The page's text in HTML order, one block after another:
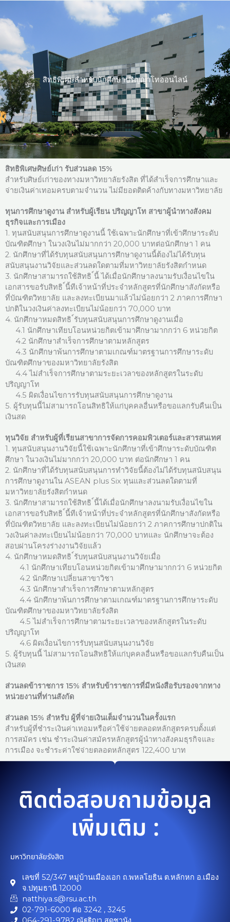
to
content
สิทธิพิเศษสำหรับนักศึกษาปริญญาโทออนไลน์
สิทธิพิเศษศิษย์เก่า รับส่วนลด 15%
สำหรับศิษย์เก่าของทางมหาวิทยาลัยรังสิต ที่ได้สำเร็จการศึกษาและ
จ่ายเงินค่าเทอมครบตามจำนวน ไม่มียอดติดค้างกับทางมหาวิทยาลัย
ทุนการศึกษาดูงาน สำหรับผู้เรียน ปริญญาโท สาขาผู้นำทางสังคม
ธุรกิจและการเมือง
1. ทุนสนับสนุนการศึกษาดูงานนี้ ใช้เฉพาะนักศึกษาที่เข้าศึกษาระดับ
บัณฑิตศึกษา ในวงเงินไม่มากกว่า 20,000 บาทต่อนักศึกษา 1 คน
2. นักศึกษาที่ได้รับทุนสนับสนุนการศึกษาดูงานนี้ต้องไม่ได้รับทุน
สนับสนุนงานวิจัยและส่วนลดใดตามที่มหาวิทยาลัยรังสิตกําหนด
3. นักศึกษาสามารถใช้สิทธิ ์นี้ ได้เมื่อนักศึกษาลงนามรับเงื่อนไขใน
เอกสารขอรับสิทธิ ์นี้ทีเจ้าหน้าที่ประจําหลักสูตรที่นักศึกษาสังกัดหรือ
ที่บัณฑิตวิทยาลัย และลงทะเบียนมาแล้วไม่น้อยกว่า 2 ภาคการศึกษา
ปกติในวงเงินค่าลงทะเบียนไม่น้อยกว่า 70,000 บาท
4. นักศึกษาหมดสิทธิ ์รับทุนสนับสนุนการศึกษาดูงานเมื่อ
4.1 นักศึกษาเทียบโอนหน่วยกิตเข้ามาศึกษามากกว่า 6 หน่วยกิต
4.2 นักศึกษาสําเร็จการศึกษาตามหลักสูตร
4.3 นักศึกษาพ้นการศึกษาตามเกณฑ์มาตรฐานการศึกษาระดับ
บัณฑิตศึกษาของมหาวิทยาลัยรังสิต
4.4 ไม่สําเร็จการศึกษาตามระยะเวลาของหลักสูตรในระดับ
ปริญญาโท
4.5 ผิดเงื่อนไขการรับทุนสนับสนุนการศึกษาดูงาน
5. ผู้รับทุนนี้ไม่สามารถโอนสิทธิให้แก่บุคคลอื่นหรือขอแลกรับคืนเป็น
เงินสด
ทุนวิจัย สำหรับผู้ที่เรียนสาขาการจัดการคอมพิวเตอร์และสารสนเทศ
1. ทุนสนับสนุนงานวิจัยนี้ใช้เฉพาะนักศึกษาที่เข้าศึกษาระดับบัณฑิต
ศึกษา ในวงเงินไม่มากกว่า 20,000 บาท ต่อนักศึกษา 1 คน
2. นักศึกษาที่ได้รับทุนสนับสนุนการทําวิจัยนี้ต้องไม่ได้รับทุนสนับสนุน
การศึกษาดูงานใน ASEAN plus Six ทุนและส่วนลดใดตามที่
มหาวิทยาลัยรังสิตกําหนด
3. นักศึกษาสามารถใช้สิทธิ ์นี้ได้เมื่อนักศึกษาลงนามรับเงื่อนไขใน
เอกสารขอรับสิทธิ ์นี้ทีเจ้าหน้าที่ประจําหลักสูตรที่นักศึกษาสังกัดหรือ
ที่บัณฑิตวิทยาลัย และลงทะเบียนไม่น้อยกว่า 2 ภาคการศึกษาปกติใน
วงเงินค่าลงทะเบียนไม่น้อยกว่า 70,000 บาทและ นักศึกษาจะต้อง
สอบผ่านโครงร่างงานวิจัยแล้ว
4. นักศึกษาหมดสิทธิ ์รับทุนสนับสนุนงานวิจัยเมื่อ
4.1 นักศึกษาเทียบโอนหน่วยกิตเข้ามาศึกษามากกว่า 6 หน่วยกิต
4.2 นักศึกษาเปลี่ยนสาขาวิชา
4.3 นักศึกษาสําเร็จการศึกษาตามหลักสูตร
4.4 นักศึกษาพ้นการศึกษาตามเกณฑ์มาตรฐานการศึกษาระดับ
บัณฑิตศึกษาของมหาวิทยาลัยรังสิต
4.5 ไม่สําเร็จการศึกษาตามระยะเวลาของหลักสูตรในระดับ
ปริญญาโท
4.6 ผิดเงื่อนไขการรับทุนสนับสนุนงานวิจัย
5. ผู้รับทุนนี้ ไม่สามารถโอนสิทธิให้แก่บุคคลอื่นหรือขอแลกรับคืนเป็น
เงินสด
ส่วนลดข้าราชการ 15% สำหรับข้าราชการที่มีหนังสือรับรองจากทาง
หน่วยงานที่ท่านสังกัด
ส่วนลด 15% สำหรับ ผู้ที่จ่ายเงินเต็มจำนวนในครั้งแรก
สำหรับผู้ที่ชำระเงินค่าเทอมหรือค่าใช้จ่ายตลอดหลักสูตรครบตั้งแต่
การสมัคร เช่น ชำระเงินค่าสมัครหลักสูตรผู้นำทางสังคมธุรกิจและ
การเมือง จะชำระค่าใช่จ่ายตลอดหลักสูตร 122,400 บาท
ติดต่อสอบถามข้อมูล
เพิ่มเติม :
มหาวิทยาลัยรังสิต
เลขที่ 52/347 หมู่บ้านเมืองเอก ถ.พหลโยธิน ต.หลักหก อ.เมือง
จ.ปทุมธานี 12000
natthiya.s@rsu.ac.th
02-791-6000 ต่อ 3242 , 3245